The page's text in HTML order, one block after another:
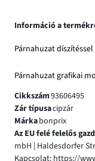
Információ a
Párnahuzat
Párnahuzat grafikai
Cikkszám93606495
Zár típusacipzár
Márkabonprix
Az EU felé felelős
mbH | Haldesdorfer